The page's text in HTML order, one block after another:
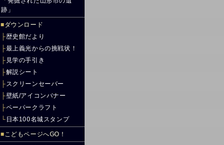
跡」
■ダウンロード
├歴史館だより
├最上義光からの挑戦状！
├ 見学の手引き
├解説シート
├スクリーンセーバー
├壁紙/アイコンバナー
├ペーパークラフト
└ 日本100名城スタンプ
■こどもページへGO！